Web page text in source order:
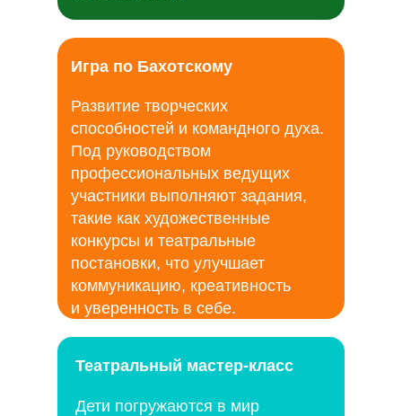
Развитие творческих
способностей и командного духа.
Под руководством
профессиональных ведущих
участники выполняют задания,
такие как художественные
конкурсы и театральные
постановки, что улучшает
коммуникацию, креативность
и уверенность в себе.
Игра по Бахотскому
Дети погружаются в мир
Театральный мастер-класс